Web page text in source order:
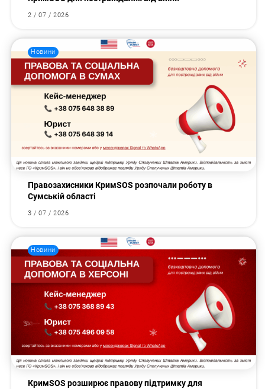
2 / 07 / 2026
Новини
Правозахисники КримSOS розпочали роботу в
Сумській області
3 / 07 / 2026
Новини
КримSOS розширює правову підтримку для